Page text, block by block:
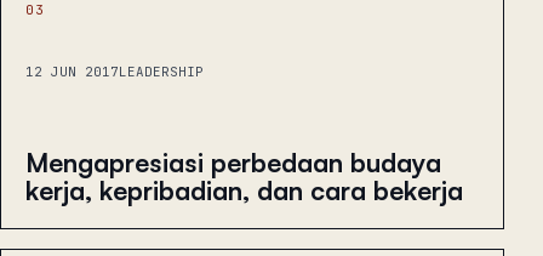
03
12 JUN 2017LEADERSHIP
Mengapresiasi perbedaan budaya
kerja, kepribadian, dan cara bekerja